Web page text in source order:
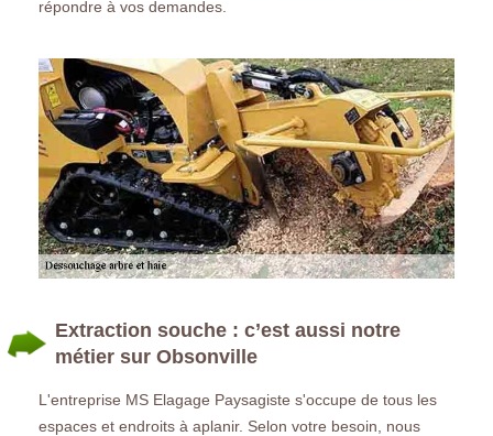
répondre à vos demandes.
Extraction souche : c’est aussi notre
métier sur Obsonville
L'entreprise MS Elagage Paysagiste s'occupe de tous les
espaces et endroits à aplanir. Selon votre besoin, nous